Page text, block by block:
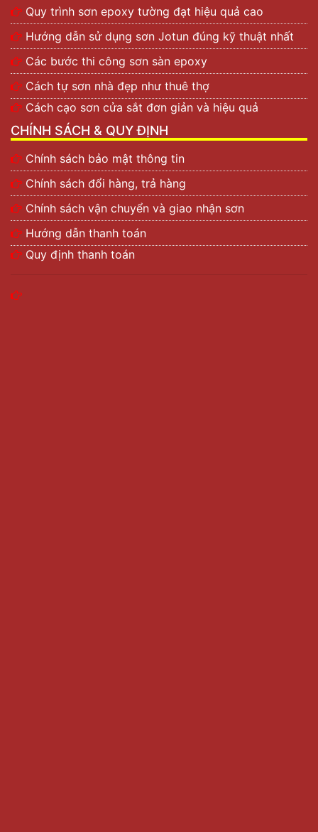
Quy trình sơn epoxy tường đạt hiệu quả cao
Hướng dẫn sử dụng sơn Jotun đúng kỹ thuật nhất
Các bước thi công sơn sàn epoxy
Cách tự sơn nhà đẹp như thuê thợ
Cách cạo sơn cửa sắt đơn giản và hiệu quả
CHÍNH SÁCH & QUY ĐỊNH
Chính sách bảo mật thông tin
Chính sách đổi hàng, trả hàng
Chính sách vận chuyển và giao nhận sơn
Hướng dẫn thanh toán
Quy định thanh toán